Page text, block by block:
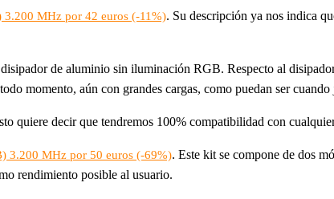
3.200 MHz por 42 euros (-11%). Su descripción ya nos indica
de aluminio sin iluminación RGB. Respecto al
momento, aún con grandes cargas, como puedan ser cuando
quiere decir que tendremos 100% compatibilidad con
3.200 MHz por 50 euros (-69%). Este kit se compone de dos
rendimiento posible al usuario.